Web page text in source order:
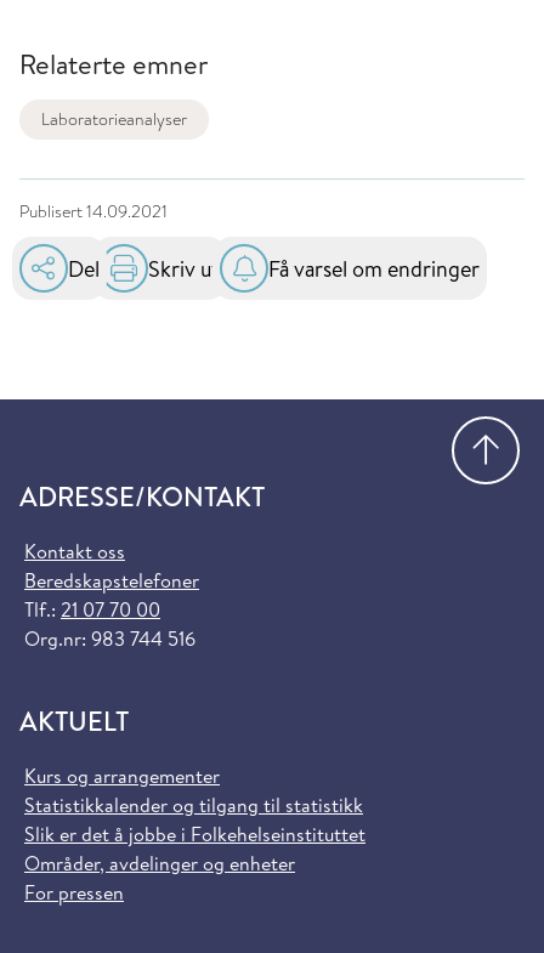
Relaterte emner
Laboratorieanalyser
Publisert14.09.2021
Del Skriv ut Få varsel om endringer
ADRESSE/KONTAKT
Kontakt oss
Beredskapstelefoner
Tlf.: 21 07 70 00
Org.nr: 983 744 516
AKTUELT
Kurs og arrangementer
Statistikkalender og tilgang til statistikk
Slik er det å jobbe i Folkehelseinstituttet
Områder, avdelinger og enheter
For pressen